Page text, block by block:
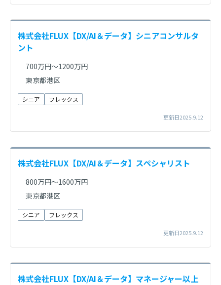
株式会社FLUX【DX/AI＆データ】シニアコンサルタ
ント
700万円～1200万円
東京都港区
シニア フレックス
更新日2025.9.12
株式会社FLUX【DX/AI＆データ】スペシャリスト
800万円～1600万円
東京都港区
シニア フレックス
更新日2025.9.12
株式会社FLUX【DX/AI＆データ】マネージャー以上